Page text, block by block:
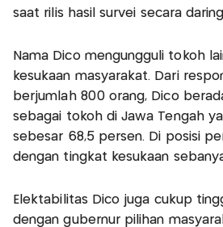
saat rilis hasil survei secara
Nama Dico mengungguli tokoh
kesukaan masyarakat. Dari
berjumlah 800 orang, Dico
sebagai tokoh di Jawa Tengah
sebesar 68,5 persen. Di posisi
dengan tingkat kesukaan
Elektabilitas Dico juga cukup
dengan gubernur pilihan